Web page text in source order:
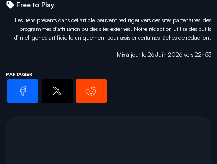
Free to Play
Les liens présents dans cet article peuvent rediriger vers des sites partenaires, des
programmes d'affiliation ou des sites externes. Notre rédaction utilise des outils
d'intelligence artificielle uniquement pourassister certaines tâches de rédaction.
Mis à jour le 26 Juin 2026 vers 22h53
PARTAGER